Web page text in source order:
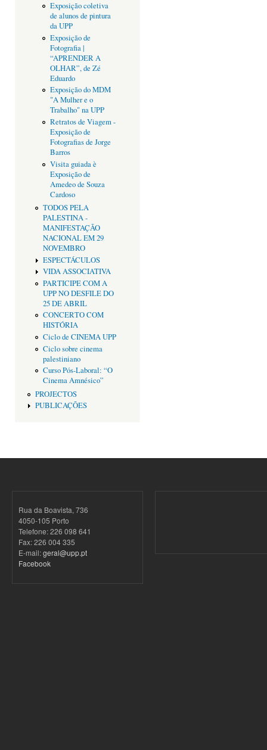
Exposição coletiva
de alunos de pintura
da UPP
Exposição de
Fotografia |
“APRENDER A
OLHAR”, de Zé
Eduardo
Exposição do MDM
"A Mulher e o
Trabalho" na UPP
Retratos de Viagem -
Exposição de
Fotografias de Jorge
Barros
Visita guiada è
Exposição de
Amedeo de Souza
Cardoso
TODOS PELA
PALESTINA -
MANIFESTAÇÃO
NACIONAL EM 29
NOVEMBRO
ESPECTÁCULOS
VIDA ASSOCIATIVA
PARTICIPE COM A
UPP NO DESFILE DO
25 DE ABRIL
CONCERTO COM
HISTÓRIA
Ciclo de CINEMA UPP
Ciclo sobre cinema
palestiniano
Curso Pós-Laboral: “O
Cinema Amnésico”
PROJECTOS
PUBLICAÇÕES
Rua da Boavista, 736
4050-105 Porto
Telefone: 226 098 641
Fax: 226 004 335
E-mail:geral@upp.pt
Facebook